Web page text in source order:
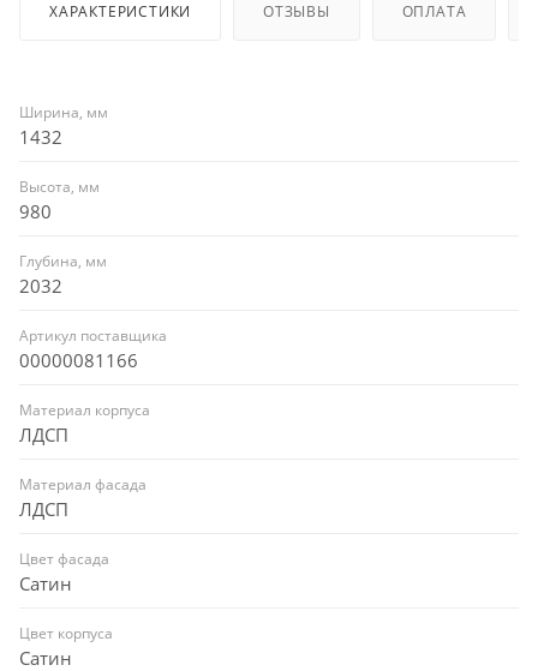
ХАРАКТЕРИСТИКИ ОТЗЫВЫ ОПЛАТА
Ширина, мм
1432
Высота, мм
980
Глубина, мм
2032
Артикул поставщика
00000081166
Материал корпуса
ЛДСП
Материал фасада
ЛДСП
Цвет фасада
Сатин
Цвет корпуса
Сатин